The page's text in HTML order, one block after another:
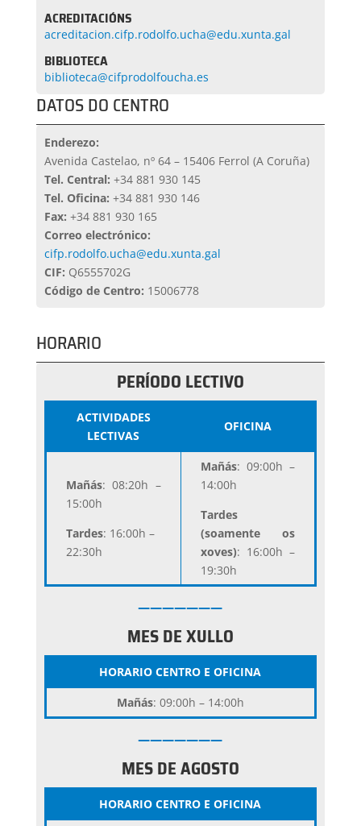
ACREDITACIÓNS
acreditacion.cifp.rodolfo.ucha@edu.xunta.gal
BIBLIOTECA
biblioteca@cifprodolfoucha.es
DATOS DO CENTRO
Enderezo:
Avenida Castelao, nº 64 – 15406 Ferrol (A Coruña)
Tel. Central: +34 881 930 145
Tel. Oficina: +34 881 930 146
Fax: +34 881 930 165
Correo electrónico:
cifp.rodolfo.ucha@edu.xunta.gal
CIF: Q6555702G
Código de Centro: 15006778
HORARIO
PERÍODO LECTIVO
ACTIVIDADES
LECTIVAS
OFICINA
Mañás: 08:20h –
15:00h
Tardes: 16:00h –
22:30h
Mañás: 09:00h –
14:00h
Tardes
(soamente os
xoves): 16:00h –
19:30h
———————
MES DE XULLO
HORARIO CENTRO E OFICINA
Mañás: 09:00h – 14:00h
———————
MES DE AGOSTO
HORARIO CENTRO E OFICINA